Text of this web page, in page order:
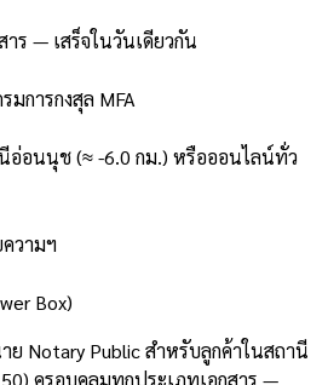
ร — เสร็จในวันเดียวกัน
การกงสุล MFA
นีอ่อนนุช (≈ -6.0 กม.) หรือออนไลน์ทั่ว
วามฯ
Box)
ย Notary Public สำหรับลูกค้าในสถานี
ครอบคลุมทุกประเภทเอกสาร —